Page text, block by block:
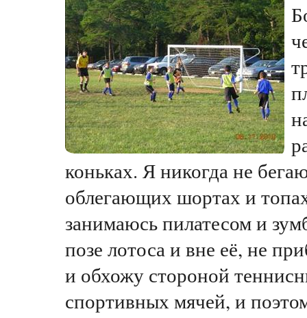
коньках. Я никогда не
облегающих шортах и
занимаюсь пилатесом и
позе лотоса и вне её, не
и обхожу стороной
спортивных мячей, и